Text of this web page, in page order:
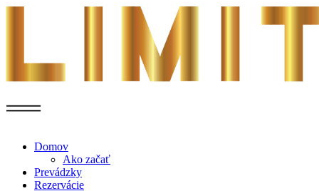
Domov
Ako začať
Prevádzky
Rezervácie